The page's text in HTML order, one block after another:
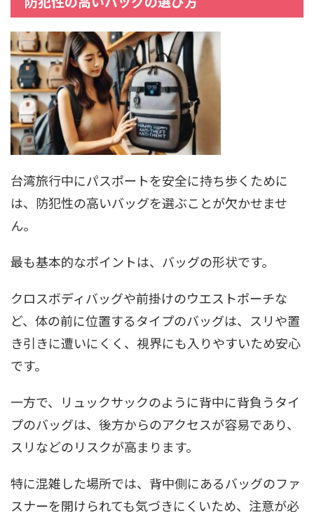
台湾旅行中にパスポートを安全に持ち歩くために
は、防犯性の高いバッグを選ぶことが欠かせませ
ん。
最も基本的なポイントは、バッグの形状です。
クロスボディバッグや前掛けのウエストポーチな
ど、体の前に位置するタイプのバッグは、スリや置
き引きに遭いにくく、視界にも入りやすいため安心
です。
一方で、リュックサックのように背中に背負うタイ
プのバッグは、後方からのアクセスが容易であり、
スリなどのリスクが高まります。
特に混雑した場所では、背中側にあるバッグのファ
スナーを開けられても気づきにくいため、注意が必